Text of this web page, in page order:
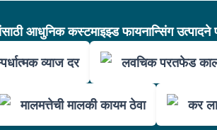
आधुनिक कस्टमाइझ्ड फायनान्सिंग उत्पादने
व्याज दर लवचिक परतफेड
मालमत्तेची मालकी कायम ठेवा कर